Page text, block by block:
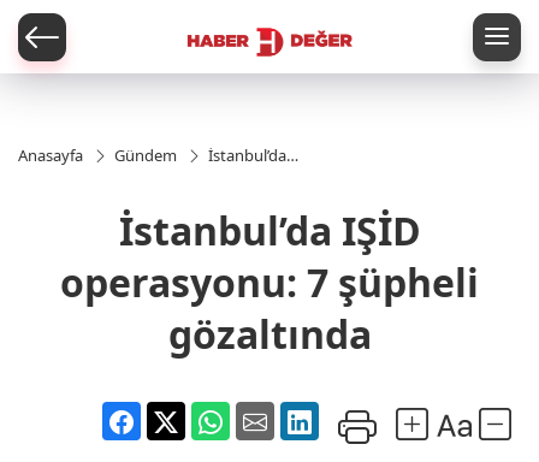
Anasayfa Gündem
İstanbul’da
7 şüpheli
gözaltında
İstanbul’da IŞİD
operasyonu: 7 şüpheli
gözaltında